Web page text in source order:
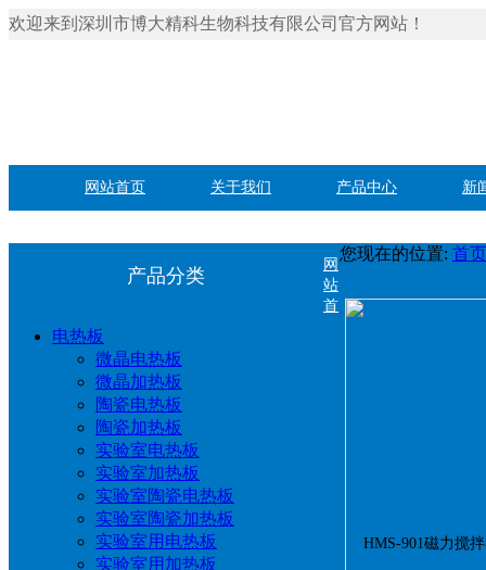
欢迎来到深圳市博大精科生物科技有限公司官方网站！
网站首页 关于我们 产品中心 新
产品分类
电热板
微晶电热板
微晶加热板
陶瓷电热板
陶瓷加热板
实验室电热板
实验室加热板
实验室陶瓷电热板
实验室陶瓷加热板
实验室用电热板
实验室用加热板
您现在的位置: 首页
网
站
首